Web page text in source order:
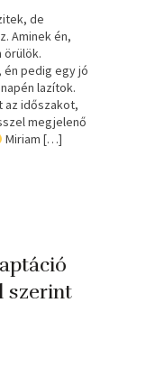
de
Aminek én,
örülök.
pedig egy jó
lazítok.
az időszakot,
megjelenő
Miriam […]
szerint